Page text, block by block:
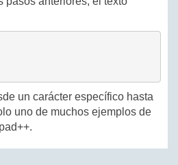
un carácter específico hasta
uno de muchos ejemplos de